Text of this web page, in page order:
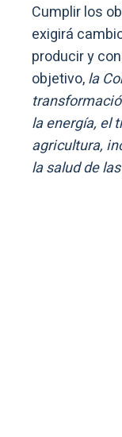
Cumplir los
exigirá
producir y
objetivo,la
la energía, el
agricultura,
la salud de